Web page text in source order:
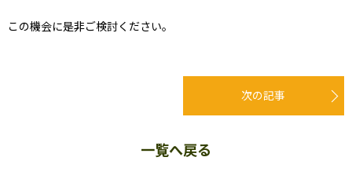
この機会に是非ご検討ください。
次の記事
一覧へ戻る